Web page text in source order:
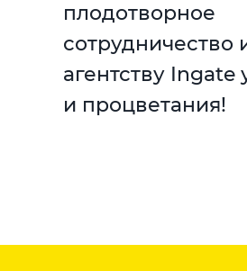
плодотворное
сотрудничество
агентству Ingate
и процветания!